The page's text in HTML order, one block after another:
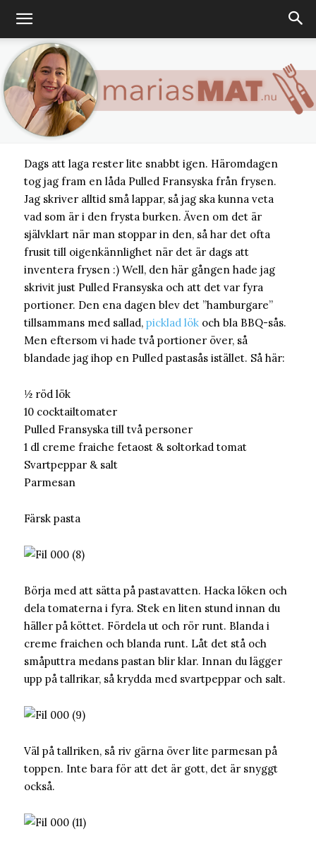
Marias
matblogg
VARDAGSMAT
Pulled pastasås
MARIA - 19 MAJ, 2016
Dags att laga rester lite snabbt igen. Häromdagen
tog jag fram en låda Pulled Fransyska från frysen.
Jag skriver alltid små lappar, så jag ska kunna veta
vad som är i den frysta burken. Även om det är
självklart när man stoppar in den, så har det ofta
frusit till oigenkännlighet när det är dags att
inventera frysen :) Well, den här gången hade jag
skrivit just Pulled Fransyska och att det var fyra
portioner. Den ena dagen blev det ”hamburgare”
tillsammans med sallad, picklad lök och bla BBQ-sås.
Men eftersom vi hade två portioner över, så
blandade jag ihop en Pulled pastasås istället. Så här:
½ röd lök
10 cocktailtomater
Pulled Fransyska till två personer
1 dl creme fraiche fetaost & soltorkad tomat
Svartpeppar & salt
Parmesan
Färsk pasta
Börja med att sätta på pastavatten. Hacka löken och
dela tomaterna i fyra. Stek en liten stund innan du
häller på köttet. Fördela ut och rör runt. Blanda i
creme fraichen och blanda runt. Låt det stå och
småputtra medans pastan blir klar. Innan du lägger
upp på tallrikar, så krydda med svartpeppar och salt.
Väl på tallriken, så riv gärna över lite parmesan på
toppen. Inte bara för att det är gott, det är snyggt
också.